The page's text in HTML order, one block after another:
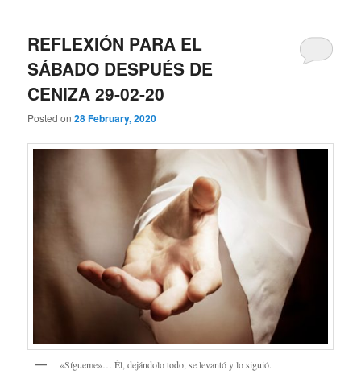
REFLEXIÓN PARA EL
SÁBADO DESPUÉS DE
CENIZA 29-02-20
Posted on28 February, 2020
«Sígueme»… Él, dejándolo todo, se levantó y lo siguió.